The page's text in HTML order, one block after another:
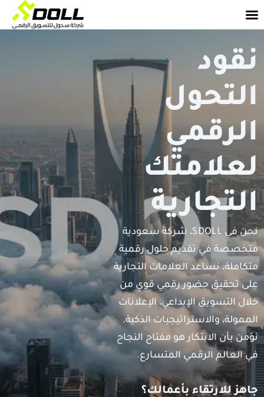
إلى
نقود
التحول
الرقمي
لعلامتك
التجارية
نحن في SDOLL، شركة سعودية
متخصصة في تقديم حلول رقمية
متكاملة، نساعد العلامات التجارية
على تحقيق حضور رقمي قوي من
خلال التسويق الإبداعي، الإعلانات
الممولة، والاستراتيجيات الذكية.
نؤمن بأن الابتكار هو مفتاح النجاح
في العالم الرقمي المتسارع.
جاهز للارتقاء بأعمالك؟